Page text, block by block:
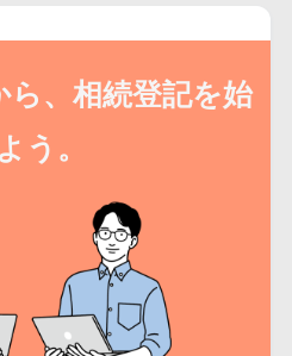
ら、相続登記を始
う。